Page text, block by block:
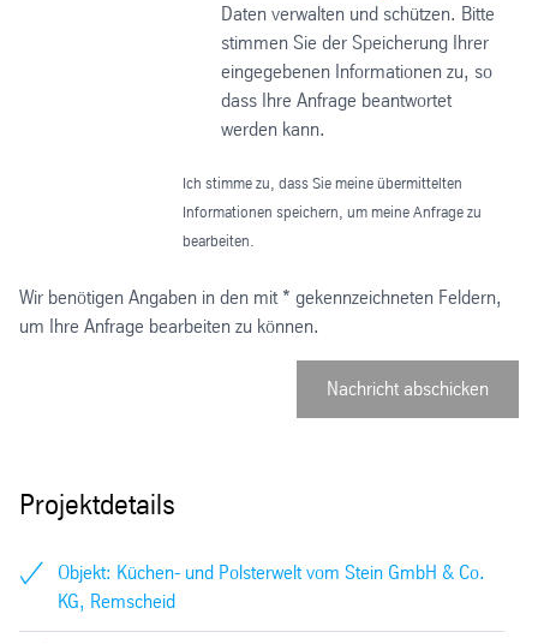
Daten verwalten und schützen. Bitte
stimmen Sie der Speicherung Ihrer
eingegebenen Informationen zu, so
dass Ihre Anfrage beantwortet
werden kann.
Ich stimme zu, dass Sie meine übermittelten
Informationen speichern, um meine Anfrage zu
bearbeiten.
Wir benötigen Angaben in den mit * gekennzeichneten Feldern,
um Ihre Anfrage bearbeiten zu können.
Nachricht abschicken
Projektdetails
Objekt: Küchen- und Polsterwelt vom Stein GmbH & Co.
KG, Remscheid